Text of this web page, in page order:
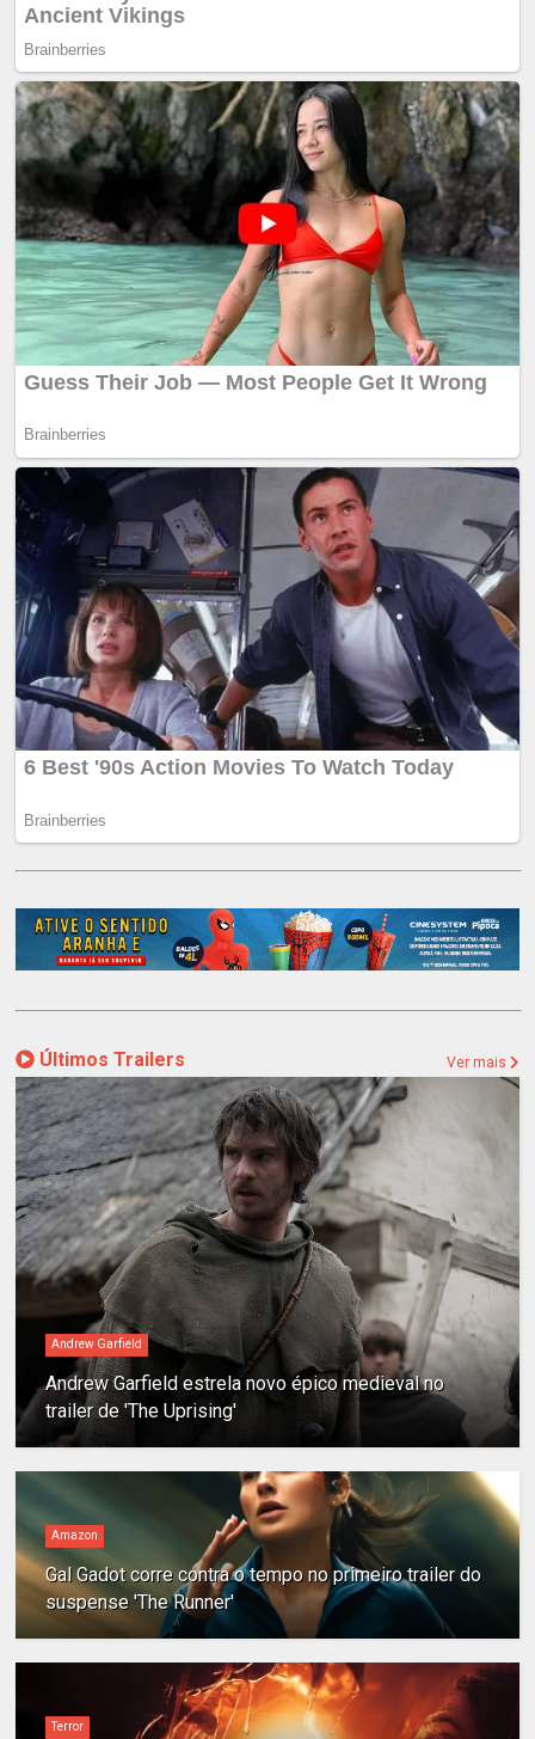
Últimos Trailers Ver mais
Andrew Garfield
Andrew Garfield estrela novo épico medieval no
trailer de 'The Uprising'
Amazon
Gal Gadot corre contra o tempo no primeiro trailer do
suspense 'The Runner'
Terror